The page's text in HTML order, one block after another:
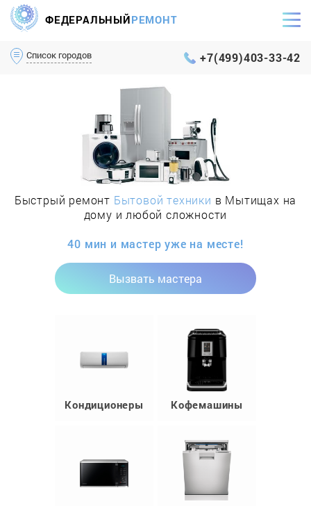
ФЕДЕРАЛЬНЫЙРЕМОНТ
Список городов +7(499)403-33-42
Быстрый ремонт Бытовой техники в Мытищах на
дому и любой сложности
40 мин и мастер уже на месте!
Вызвать мастера
Кондиционеры Кофемашины